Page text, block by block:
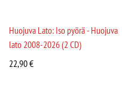
Huojuva Lato: Iso pyörä - Huojuva
lato 2008-2026 (2 CD)
22,90€